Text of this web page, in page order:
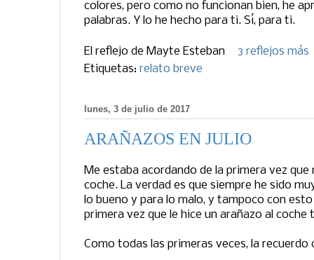
colores, pero como no funcionan bien, he
palabras. Y lo he hecho para ti. Sí, para ti.
El reflejo de Mayte Esteban
3 reflejos más
Etiquetas: relato breve
lunes, 3 de julio de 2017
ARAÑAZOS EN JULIO
Me estaba acordando de la primera vez que
coche. La verdad es que siempre he sido
lo bueno y para lo malo, y tampoco con
primera vez que le hice un arañazo al coche
Como todas las primeras veces, la